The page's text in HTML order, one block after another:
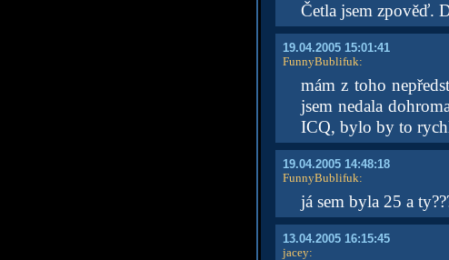
Četla jsem zpověď.
19.04.2005 15:01:41
FunnyBublifuk:
mám z toho
jsem nedala
ICQ, bylo by to
19.04.2005 14:48:18
FunnyBublifuk:
já sem byla 25 a
13.04.2005 16:15:45
jacey: